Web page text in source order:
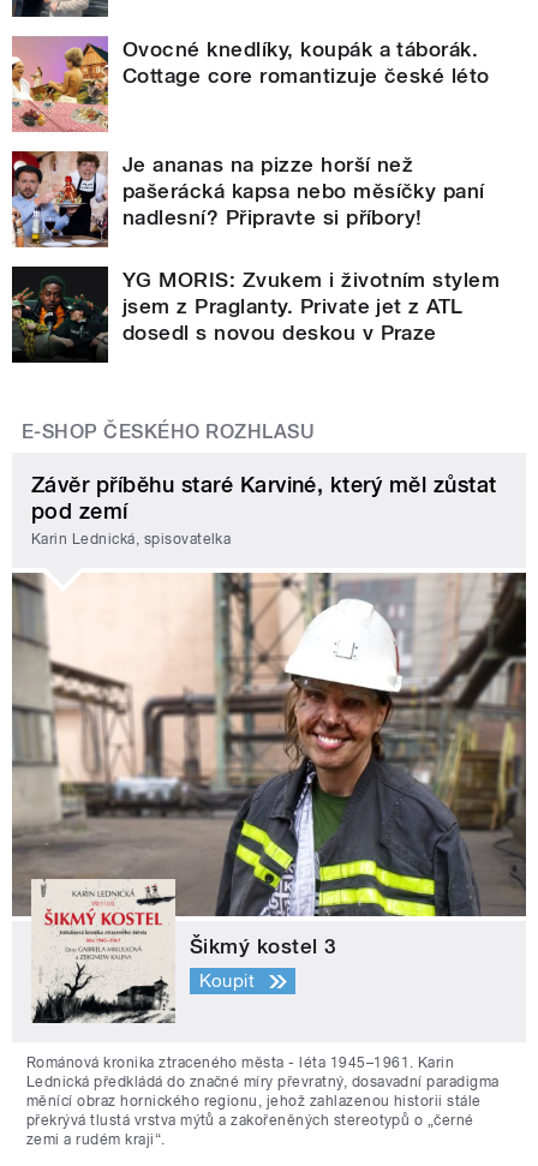
Ovocné knedlíky, koupák a táborák.
Cottage core romantizuje české léto
Je ananas na pizze horší než
pašerácká kapsa nebo měsíčky paní
nadlesní? Připravte si příbory!
YG MORIS: Zvukem i životním stylem
jsem z Praglanty. Private jet z ATL
dosedl s novou deskou v Praze
E-SHOP ČESKÉHO ROZHLASU
Závěr příběhu staré Karviné, který měl zůstat
pod zemí
Karin Lednická, spisovatelka
Šikmý kostel 3
Koupit
Románová kronika ztraceného města - léta 1945–1961. Karin
Lednická předkládá do značné míry převratný, dosavadní paradigma
měnící obraz hornického regionu, jehož zahlazenou historii stále
překrývá tlustá vrstva mýtů a zakořeněných stereotypů o „černé
zemi a rudém kraji“.